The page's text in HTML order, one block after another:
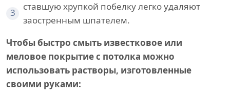
3
ставшую хрупкой побелку легко удаляют
заостренным шпателем.
Чтобы быстро смыть известковое или
меловое покрытие с потолка можно
использовать растворы, изготовленные
своими руками: